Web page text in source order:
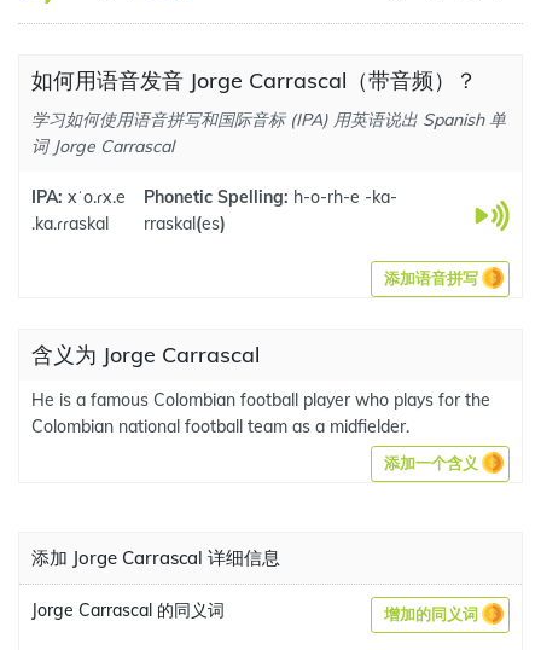
如何用语音发音 Jorge Carrascal（带音频）？
学习如何使用语音拼写和国际音标 (IPA) 用英语说出 Spanish 单
词 Jorge Carrascal
IPA: xˈo.ɾx.e
.ka.ɾɾaskal
Phonetic Spelling: h-o-rh-e -ka-
rraskal(es)
添加语音拼写
含义为 Jorge Carrascal
He is a famous Colombian football player who plays for the
Colombian national football team as a midfielder.
添加一个含义
添加 Jorge Carrascal 详细信息
Jorge Carrascal 的同义词 增加的同义词